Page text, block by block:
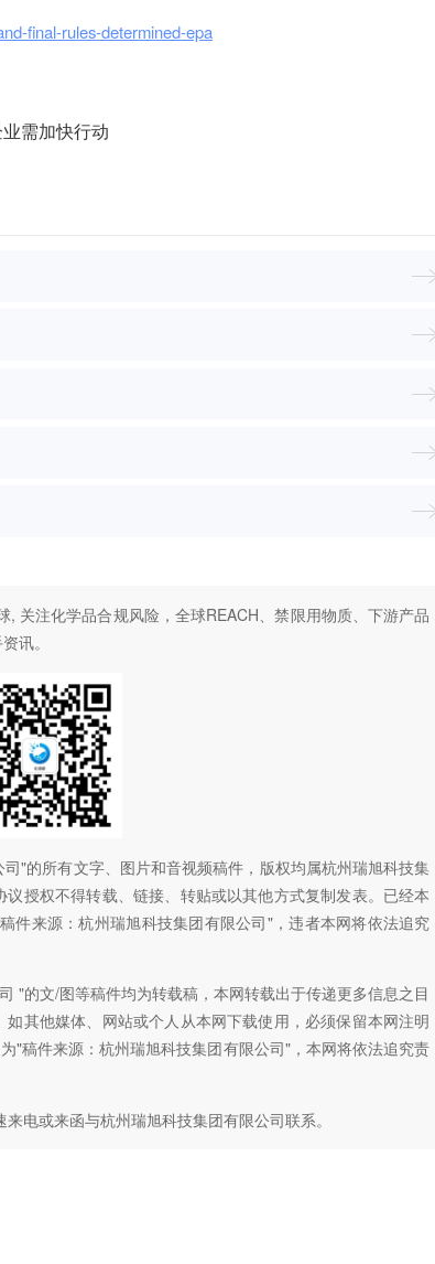
final-rules-determined-epa
需加快行动
, 关注化学品合规风险，全球REACH、禁限用物质、下游产品
讯。
"的所有文字、图片和音视频稿件，版权均属杭州瑞旭科技集
授权不得转载、链接、转贴或以其他方式复制发表。已经本
件来源：杭州瑞旭科技集团有限公司"，违者本网将依法追究
"的文/图等稿件均为转载稿，本网转载出于传递更多信息之目
其他媒体、网站或个人从本网下载使用，必须保留本网注明
"稿件来源：杭州瑞旭科技集团有限公司"，本网将依法追究责
电或来函与杭州瑞旭科技集团有限公司联系。